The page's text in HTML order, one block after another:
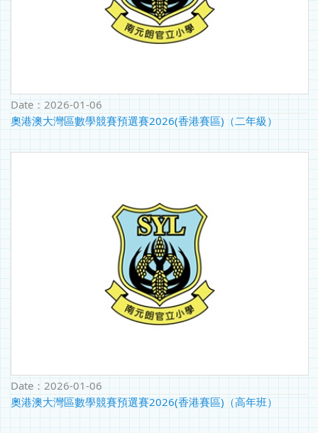
Date： 2026-01-06
奧港澳大灣區數學競賽預選賽2026(香港賽區)（二年級）
Date： 2026-01-06
奧港澳大灣區數學競賽預選賽2026(香港賽區)（高年班）